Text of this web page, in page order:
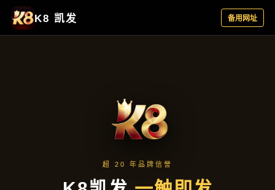
集团动态
首页 集团动态